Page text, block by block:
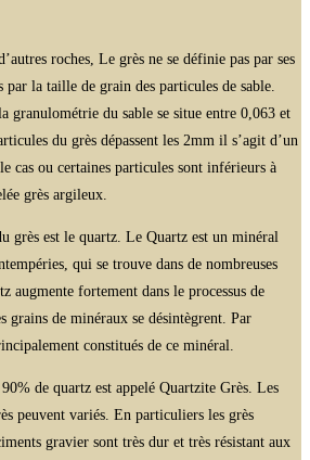
roches, Le grès ne se définie pas par ses
par la taille de grain des particules de sable.
granulométrie du sable se situe entre 0,063 et
du grès dépassent les 2mm il s’agit d’un
cas ou certaines particules sont inférieurs à
grès argileux.
grès est le quartz. Le Quartz est un minéral
qui se trouve dans de nombreuses
augmente fortement dans le processus de
grains de minéraux se désintègrent. Par
constitués de ce minéral.
de quartz est appelé Quartzite Grès. Les
peuvent variés. En particuliers les grès
gravier sont très dur et très résistant aux